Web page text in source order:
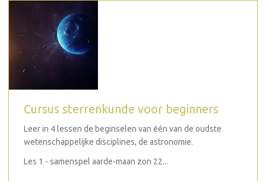
Cursus sterrenkunde voor beginners
Leer in 4 lessen de beginselen van één van de oudste
wetenschappelijke disciplines, de astronomie.
Les 1 - samenspel aarde-maan zon 22...